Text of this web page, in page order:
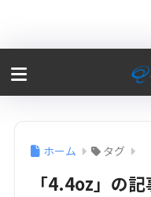
ホーム タグ
「4.4oz」の